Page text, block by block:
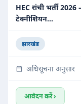
HEC रांची भर्ती
टेक्नीशियन…
झारखंड
अधिसूचना अनुसार
आवेदन करें ›